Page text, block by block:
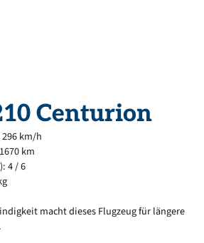
Centurion
km/h
km
4 / 6
macht dieses Flugzeug für längere